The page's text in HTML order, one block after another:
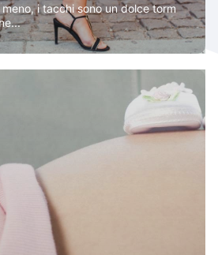
i tacchi sono un dolce torm